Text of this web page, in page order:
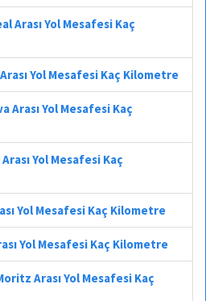
Arası Yol Mesafesi Kaç
Yol Mesafesi Kaç Kilometre
Arası Yol Mesafesi Kaç
Yol Mesafesi Kaç
Yol Mesafesi Kaç Kilometre
Yol Mesafesi Kaç Kilometre
Arası Yol Mesafesi Kaç